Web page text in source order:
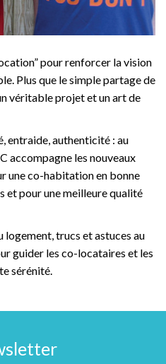
pour renforcer la vision
Plus que le simple partage de
véritable projet et un art de
entraide, authenticité : au
accompagne les nouveaux
une co-habitation en bonne
et pour une meilleure qualité
trucs et astuces au
guider les co-locataires et les
sérénité.